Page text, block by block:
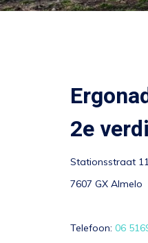
2e
Stationsstraat
7607 GX Almelo
Telefoon: 06